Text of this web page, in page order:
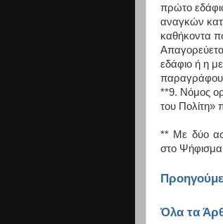
πρώτο
αναγκών
καθήκοντα
εδάφιο ή η
παραγράφου
**9. Νόμος
του Πολίτη»
** Με δύο
στο Ψήφισμα
Όλα τα